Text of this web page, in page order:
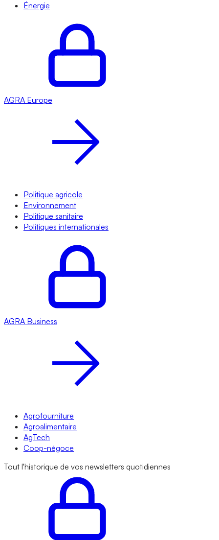
Énergie
AGRA Europe
Politique agricole
Environnement
Politique sanitaire
Politiques internationales
AGRA Business
Agrofourniture
Agroalimentaire
AgTech
Coop-négoce
Tout l'historique de vos newsletters quotidiennes